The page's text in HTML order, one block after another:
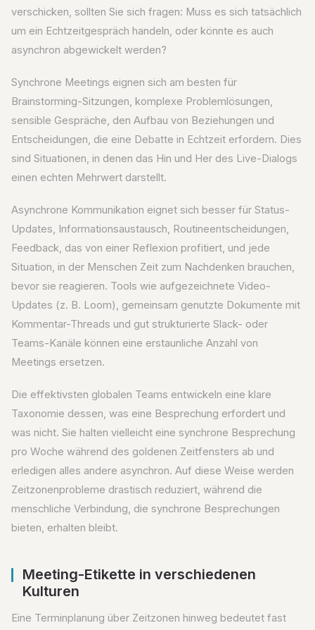
verschicken, sollten Sie sich fragen: Muss es sich tatsächlich
um ein Echtzeitgespräch handeln, oder könnte es auch
asynchron abgewickelt werden?
Synchrone Meetings eignen sich am besten für
Brainstorming-Sitzungen, komplexe Problemlösungen,
sensible Gespräche, den Aufbau von Beziehungen und
Entscheidungen, die eine Debatte in Echtzeit erfordern. Dies
sind Situationen, in denen das Hin und Her des Live-Dialogs
einen echten Mehrwert darstellt.
Asynchrone Kommunikation eignet sich besser für Status-
Updates, Informationsaustausch, Routineentscheidungen,
Feedback, das von einer Reflexion profitiert, und jede
Situation, in der Menschen Zeit zum Nachdenken brauchen,
bevor sie reagieren. Tools wie aufgezeichnete Video-
Updates (z. B. Loom), gemeinsam genutzte Dokumente mit
Kommentar-Threads und gut strukturierte Slack- oder
Teams-Kanäle können eine erstaunliche Anzahl von
Meetings ersetzen.
Die effektivsten globalen Teams entwickeln eine klare
Taxonomie dessen, was eine Besprechung erfordert und
was nicht. Sie halten vielleicht eine synchrone Besprechung
pro Woche während des goldenen Zeitfensters ab und
erledigen alles andere asynchron. Auf diese Weise werden
Zeitzonenprobleme drastisch reduziert, während die
menschliche Verbindung, die synchrone Besprechungen
bieten, erhalten bleibt.
Meeting-Etikette in verschiedenen
Kulturen
Eine Terminplanung über Zeitzonen hinweg bedeutet fast